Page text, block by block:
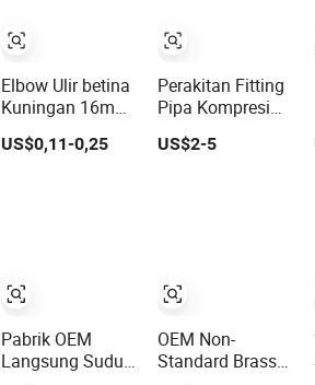
Elbow Ulir betina
Kuningan 16mm
18mm 20mm
kualitas tinggi
US$0,11-0,25
Pabrik OEM
Langsung Sudut
Perakitan Fitting
Pipa Kompresi
Brass Bulkhead
Presisi yang
US$2-5
OEM Non-
Standard Brass